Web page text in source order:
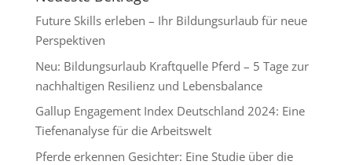
Future Skills erleben – Ihr Bildungsurlaub für neue
Perspektiven
Neu: Bildungsurlaub Kraftquelle Pferd – 5 Tage zur
nachhaltigen Resilienz und Lebensbalance
Gallup Engagement Index Deutschland 2024: Eine
Tiefenanalyse für die Arbeitswelt
Pferde erkennen Gesichter: Eine Studie über die